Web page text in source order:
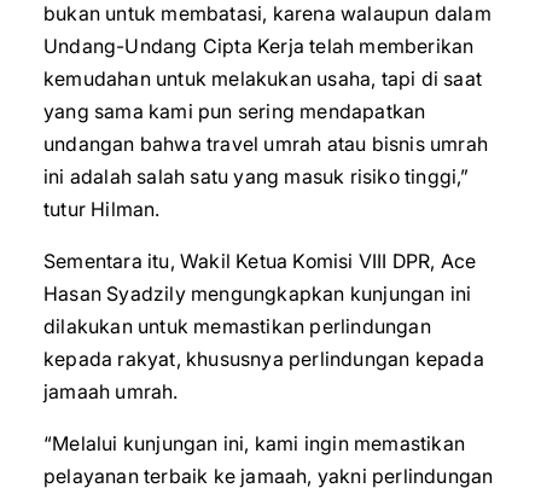
bukan untuk membatasi, karena walaupun dalam
Undang-Undang Cipta Kerja telah memberikan
kemudahan untuk melakukan usaha, tapi di saat
yang sama kami pun sering mendapatkan
undangan bahwa travel umrah atau bisnis umrah
ini adalah salah satu yang masuk risiko tinggi,”
tutur Hilman.
Sementara itu, Wakil Ketua Komisi VIII DPR, Ace
Hasan Syadzily mengungkapkan kunjungan ini
dilakukan untuk memastikan perlindungan
kepada rakyat, khususnya perlindungan kepada
jamaah umrah.
“Melalui kunjungan ini, kami ingin memastikan
pelayanan terbaik ke jamaah, yakni perlindungan